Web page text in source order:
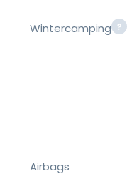
Wintercamping
Airbags